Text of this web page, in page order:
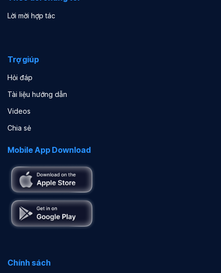
Lời mời hợp tác
Trợ giúp
Hỏi đáp
Tài liệu hướng dẫn
Videos
Chia sẻ
Mobile App Download
Chính sách